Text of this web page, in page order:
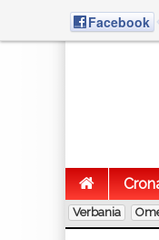
Facebook
Verbania